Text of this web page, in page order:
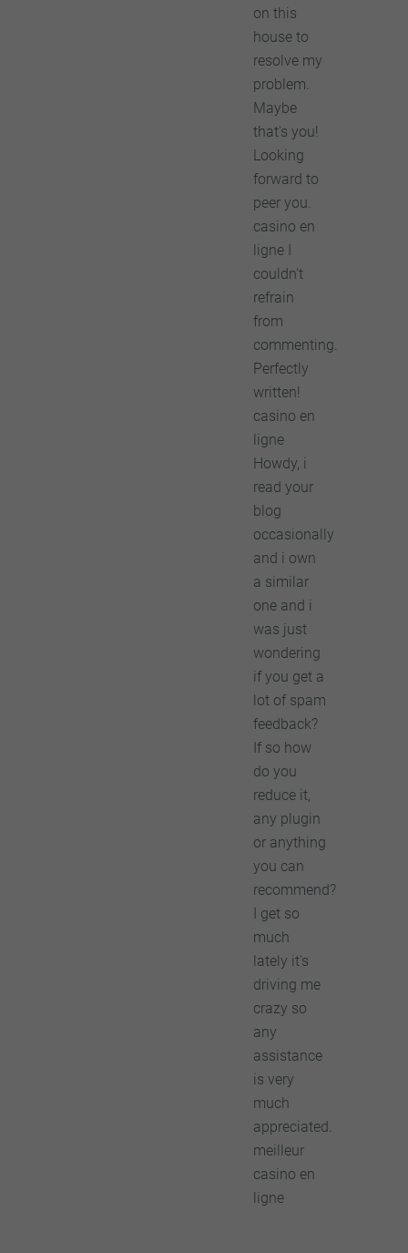
on this
house to
resolve my
problem.
Maybe
that's you!
Looking
forward to
peer you.
casino en
ligne I
couldn't
refrain
from
commenting.
Perfectly
written!
casino en
ligne
Howdy, i
read your
blog
occasionally
and i own
a similar
one and i
was just
wondering
if you get a
lot of spam
feedback?
If so how
do you
reduce it,
any plugin
or anything
you can
recommend?
I get so
much
lately it's
driving me
crazy so
any
assistance
is very
much
appreciated.
meilleur
casino en
ligne